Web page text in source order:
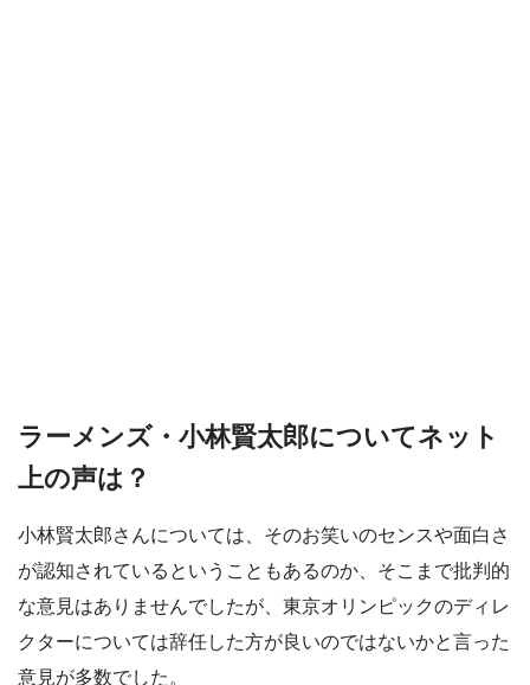
ラーメンズ・小林賢太郎についてネット
上の声は？
小林賢太郎さんについては、そのお笑いのセンスや面白さ
が認知されているということもあるのか、そこまで批判的
な意見はありませんでしたが、東京オリンピックのディレ
クターについては辞任した方が良いのではないかと言った
意見が多数でした。